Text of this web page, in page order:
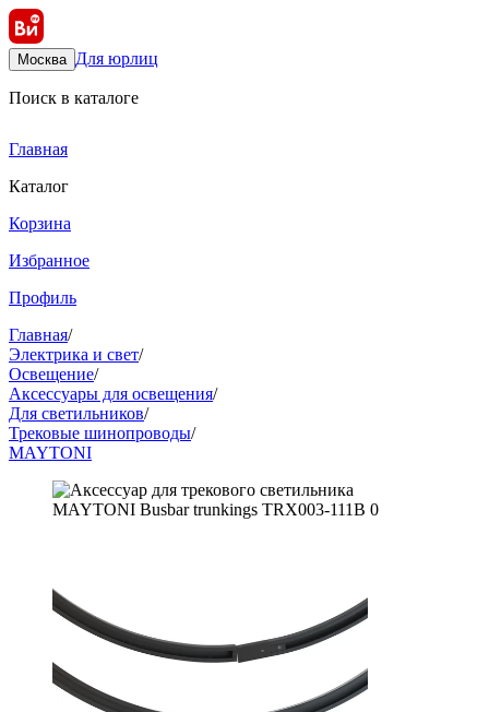
Москва Для юрлиц
Поиск в каталоге
Главная
Каталог
Корзина
Избранное
Профиль
Главная/
Электрика и свет/
Освещение/
Аксессуары для освещения/
Для светильников/
Трековые шинопроводы/
MAYTONI